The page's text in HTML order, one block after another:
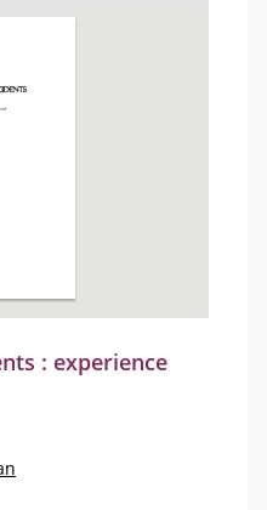
: experience